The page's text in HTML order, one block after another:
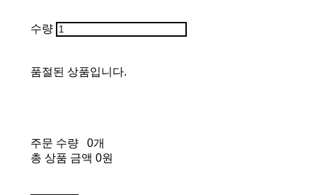
수량
품절된 상품입니다.
주문 수량
0개
총 상품 금액 0원